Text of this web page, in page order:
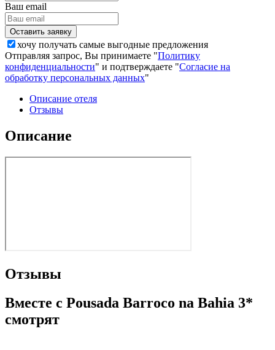
Ваш email
хочу получать самые выгодные предложения
Отправляя запрос, Вы принимаете "Политику
конфиденциальности" и подтверждаете "Согласие на
обработку персональных данных"
Описание отеля
Отзывы
Описание
Отзывы
Вместе с Pousada Barroco na Bahia 3*
смотрят